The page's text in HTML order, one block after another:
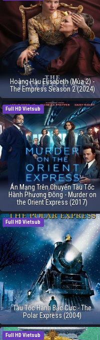
Hoàng Hậu Elisabeth (Mùa 2) -
The Empress Season 2 (2024)
Full HD Vietsub
Án Mạng Trên Chuyến Tàu Tốc
Hành Phương Đông - Murder on
the Orient Express (2017)
Full HD Vietsub
Tàu Tốc Hành Bắc Cực - The
Polar Express (2004)
Full HD Vietsub